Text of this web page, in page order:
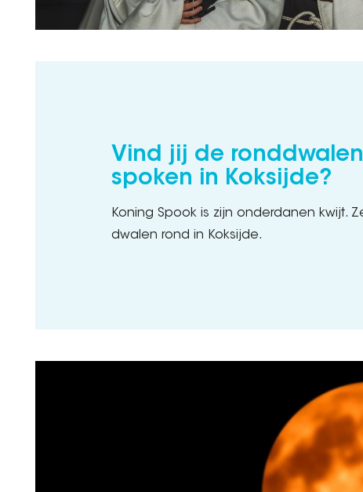
Vind jij de
spoken in Koksijde?
Koning Spook is zijn onderdanen kwijt.
dwalen rond in Koksijde.